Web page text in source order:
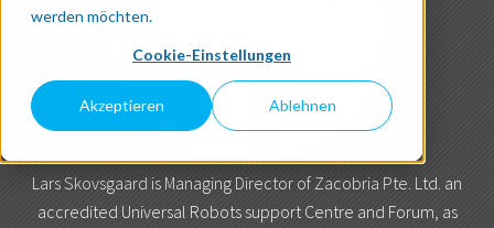
werden möchten.
Cookie-Einstellungen
Akzeptieren Ablehnen
Lars Skovsgaard is Managing Director of Zacobria Pte. Ltd. an
accredited Universal Robots support Centre and Forum, as